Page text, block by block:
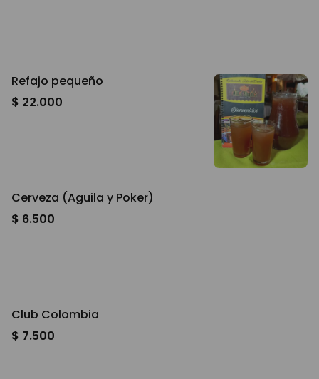
Refajo pequeño
$ 22.000
Cerveza (Aguila y Poker)
$ 6.500
Club Colombia
$ 7.500